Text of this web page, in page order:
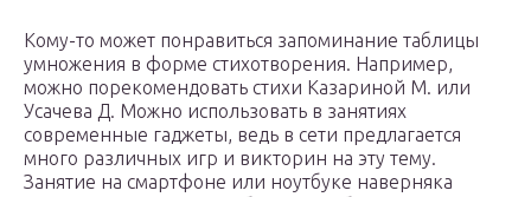
Кому-то может понравиться запоминание таблицы
умножения в форме стихотворения. Например,
можно порекомендовать стихи Казариной М. или
Усачева Д. Можно использовать в занятиях
современные гаджеты, ведь в сети предлагается
много различных игр и викторин на эту тему.
Занятие на смартфоне или ноутбуке наверняка